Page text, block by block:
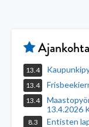
13.4
13.4
13.4
13.4.2026
8.3 Entisten